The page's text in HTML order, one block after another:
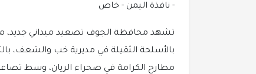
- نافذة اليمن - خاص
تشهد محافظة الجوف تصعيد ميداني جديد،
بالأسلحة الثقيلة في مديرية خب والشعف،
مطارح الكرامة في صحراء الريان، وسط